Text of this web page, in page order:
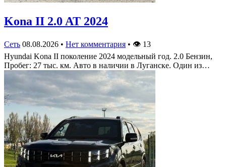
Kona II 2.0 AT 2024
Сеть 08.08.2026 • Нет комментария • 👁 13
Hyundai Kona II поколение 2024 модельный год. 2.0 Бензин,
Пробег: 27 тыс. км. Авто в наличии в Луганске. Один из…